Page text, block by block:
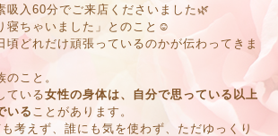
吸入60分でご来店くださいました🌿
寝ちゃいました」とのこと☺️
頃どれだけ頑張っているのかが伝わってきま
こと。
ている女性の身体は、自分で思っている以上
いる ことがあります。
考えず、誰にも気を使わず、ただゆっくり